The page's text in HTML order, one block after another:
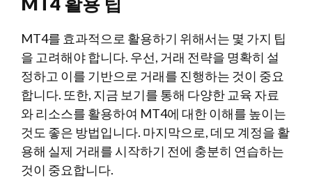
MT4를 효과적으로 활용하기 위해서는 몇 가지 팁
을 고려해야 합니다. 우선, 거래 전략을 명확히 설
정하고 이를 기반으로 거래를 진행하는 것이 중요
합니다. 또한, 지금 보기를 통해 다양한 교육 자료
와 리소스를 활용하여 MT4에 대한 이해를 높이는
것도 좋은 방법입니다. 마지막으로, 데모 계정을 활
용해 실제 거래를 시작하기 전에 충분히 연습하는
것이 중요합니다.